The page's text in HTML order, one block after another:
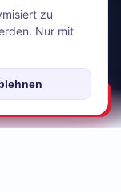
Kontakt
→
zu
Nur mit